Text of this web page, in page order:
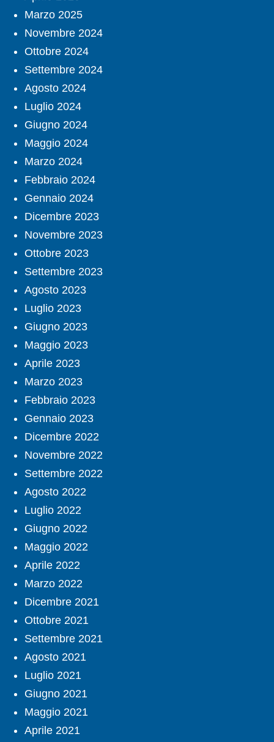
Marzo 2025
Novembre 2024
Ottobre 2024
Settembre 2024
Agosto 2024
Luglio 2024
Giugno 2024
Maggio 2024
Marzo 2024
Febbraio 2024
Gennaio 2024
Dicembre 2023
Novembre 2023
Ottobre 2023
Settembre 2023
Agosto 2023
Luglio 2023
Giugno 2023
Maggio 2023
Aprile 2023
Marzo 2023
Febbraio 2023
Gennaio 2023
Dicembre 2022
Novembre 2022
Settembre 2022
Agosto 2022
Luglio 2022
Giugno 2022
Maggio 2022
Aprile 2022
Marzo 2022
Dicembre 2021
Ottobre 2021
Settembre 2021
Agosto 2021
Luglio 2021
Giugno 2021
Maggio 2021
Aprile 2021